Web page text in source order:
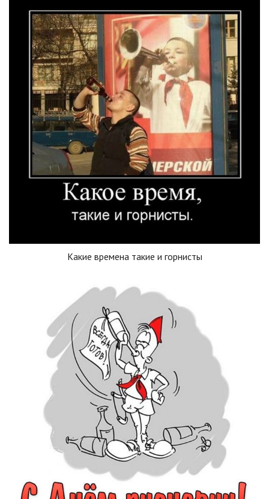
Какие времена такие и горнисты